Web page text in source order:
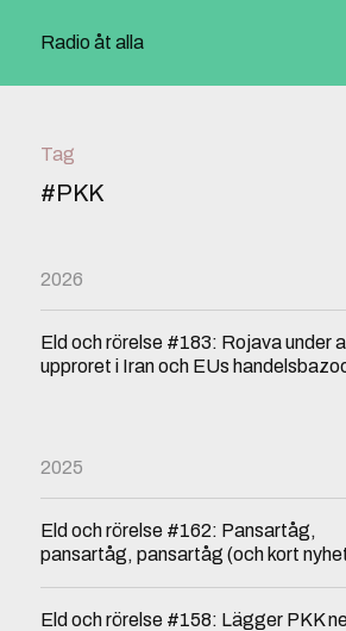
Radio åt alla
Tag
#PKK
2026
Eld och rörelse #183: Rojava under
upproret i Iran och EUs
2025
Eld och rörelse #162: Pansartåg,
pansartåg, pansartåg (och kort
Eld och rörelse #158: Lägger PKK